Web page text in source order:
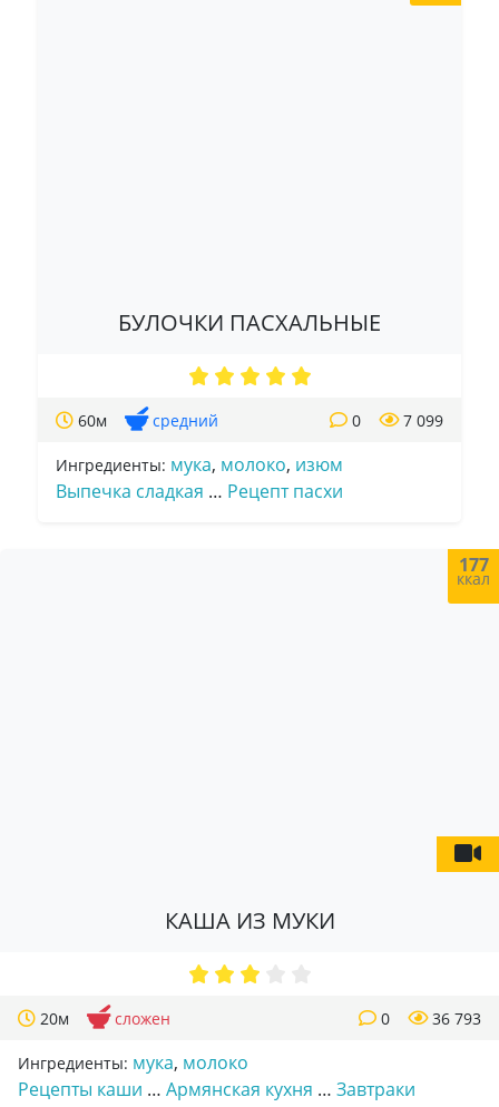
БУЛОЧКИ ПАСХАЛЬНЫЕ
60м средний 7 099
0
Ингредиенты: мука, молоко, изюм
Выпечка сладкая … Рецепт пасхи
177
ккал
КАША ИЗ МУКИ
20м сложен 36 793
0
Ингредиенты: мука, молоко
Рецепты каши … Армянская кухня … Завтраки